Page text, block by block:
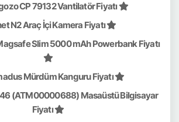
CP 79132 Vantilatör Fiyatı
N2 Araç İçi Kamera Fiyatı
Slim 5000 mAh Powerbank Fiyatı
Mürdüm Kanguru Fiyatı
(ATM00000688) Masaüstü Bilgisayar
Fiyatı